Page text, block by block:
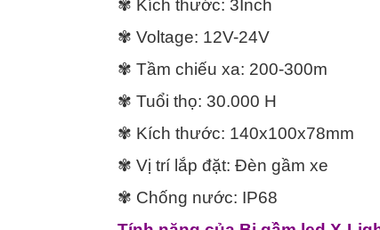
✾ Kích thước: 3Inch
✾ Voltage: 12V-24V
✾ Tầm chiếu xa: 200-300m
✾ Tuổi thọ: 30.000 H
✾ Kích thước: 140x100x78mm
✾ Vị trí lắp đặt: Đèn gầm xe
✾ Chống nước: IP68